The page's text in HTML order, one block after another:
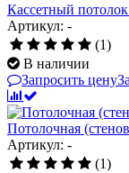
Кассетный
Артикул: -
(1)
В наличии
Запросить цену
Потолочная
Артикул: -
(1)